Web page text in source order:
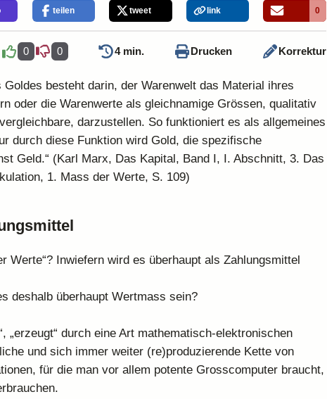
teilen tweet link 0
0 0 4 min. Drucken Korrektur
Goldes besteht darin, der Warenwelt das Material ihres
oder die Warenwerte als gleichnamige Grössen, qualitativ
darzustellen. So funktioniert es als allgemeines
durch diese Funktion wird Gold, die spezifische
Geld.“ (Karl Marx, Das Kapital, Band I, I. Abschnitt, 3. Das
1. Mass der Werte, S. 109)
Werte“? Inwiefern wird es überhaupt als Zahlungsmittel
deshalb überhaupt Wertmass sein?
„erzeugt“ durch eine Art mathematisch-elektronischen
und sich immer weiter (re)produzierende Kette von
für die man vor allem potente Grosscomputer braucht,